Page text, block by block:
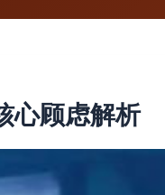
心顾虑解析